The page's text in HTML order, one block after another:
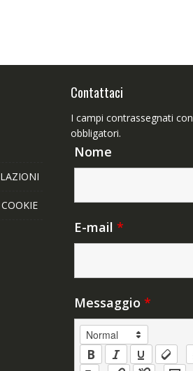
Contattaci
I campi contrassegnati con
obbligatori.
Nome
E-mail *
Messaggio *